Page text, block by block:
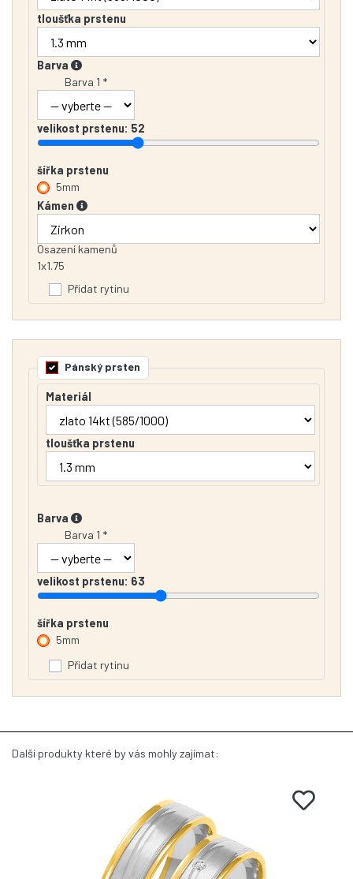
tloušťka prstenu
Barva
Barva 1 *
velikost prstenu: 52
šířka prstenu
5mm
Kámen
Osazení kamenů
1x1.75
Přidat rytinu
Pánský prsten
Materiál
tloušťka prstenu
Barva
Barva 1 *
velikost prstenu: 63
šířka prstenu
5mm
Přidat rytinu
Další produkty které by vás mohly zajímat: